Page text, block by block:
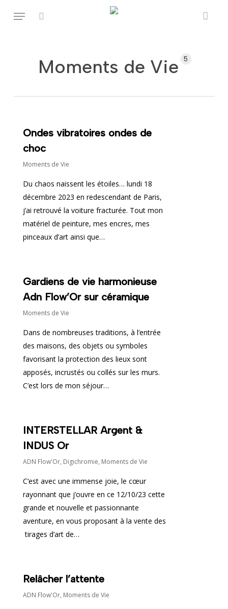
Menu
Moments de Vie 5
Ondes vibratoires ondes de
choc
Moments de Vie
Du chaos naissent les étoiles… lundi 18
décembre 2023 en redescendant de Paris,
j’ai retrouvé la voiture fracturée. Tout mon
matériel de peinture, mes encres, mes
pinceaux d’art ainsi que…
Gardiens de vie harmonieuse
Adn Flow’Or sur céramique
Moments de Vie
Dans de nombreuses traditions, à l’entrée
des maisons, des objets ou symboles
favorisant la protection des lieux sont
apposés, incrustés ou collés sur les murs.
C’est lors de mon séjour…
INTERSTELLAR Argent &
INDUS Or
ADN Flow'Or, Digichromie, Moments de Vie
C’est avec une immense joie, le cœur
rayonnant que j’ouvre en ce 12/10/23 cette
grande et nouvelle et passionnante
aventure, en vous proposant à la vente des
tirages d’art de…
Relâcher l’attente
ADN Flow'Or, Moments de Vie